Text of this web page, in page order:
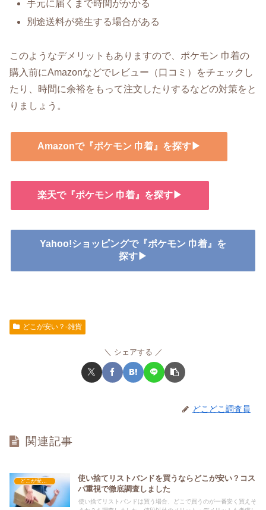
手元に届くまで時間がかかる
別途送料が発生する場合がある
このようなデメリットもありますので、ポケモン 巾着の
購入前にAmazonなどでレビュー（口コミ）をチェックし
たり、時間に余裕をもって注文したりするなどの対策をと
りましょう。
Amazonで『ポケモン 巾着』を探す▶
楽天で『ポケモン 巾着』を探す▶
Yahoo!ショッピングで『ポケモン 巾着』を
探す▶
どこが安い？-雑貨
シェアする
どこどこ調査員
関連記事
どこが安い？-雑貨
使い捨てリストバンドを買うならどこが安い？コス
パ重視で徹底調査しました
使い捨てリストバンドは買う場合、どこで買うのが一番安く買えそ